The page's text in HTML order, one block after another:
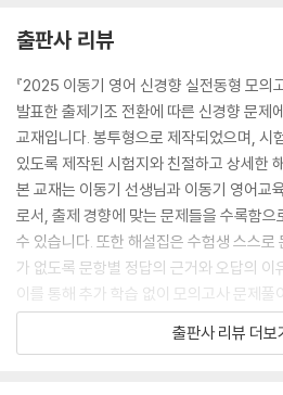
출판사 리뷰
『2025 이동기 영어 신경향 실전동형 모의
발표한 출제기조 전환에 따른 신경향 문제
교재입니다. 봉투형으로 제작되었으며, 시
있도록 제작된 시험지와 친절하고 상세한
본 교재는 이동기 선생님과 이동기 영어교
로서, 출제 경향에 맞는 문제들을 수록함
수 있습니다. 또한 해설집은 수험생 스스로
가 없도록 문항별 정답의 근거와 오답의
이를 통해 추가 학습 없이 모의고사 문제풀
있습니다.
출판사 리뷰 더보